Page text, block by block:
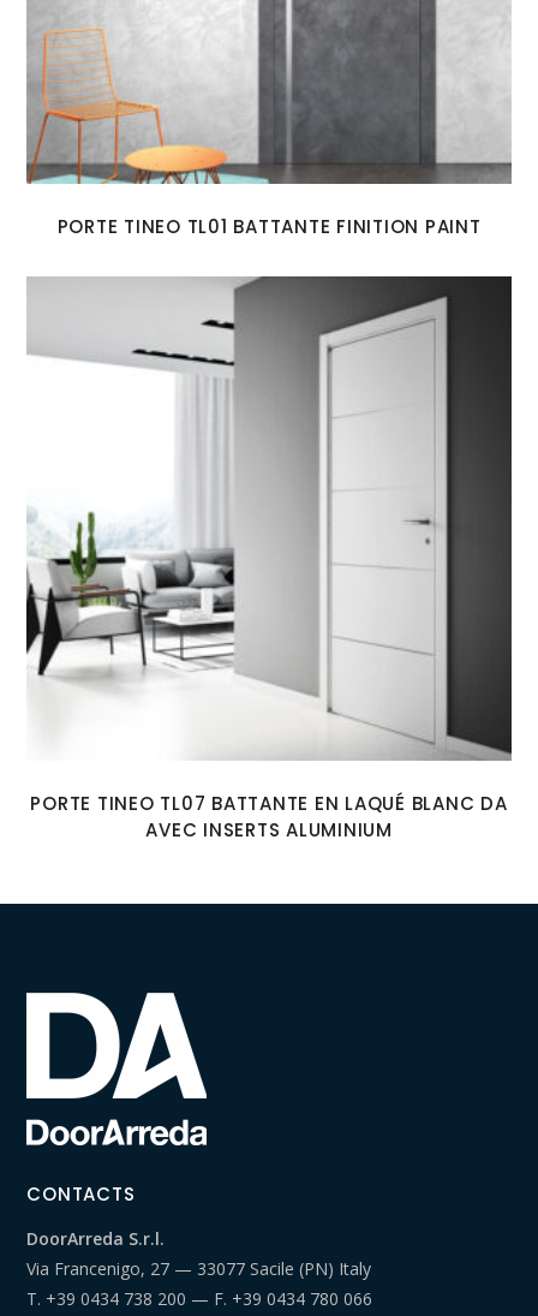
PORTE TINEO TL01 BATTANTE FINITION PAINT
PORTE TINEO TL07 BATTANTE EN LAQUÉ BLANC DA
AVEC INSERTS ALUMINIUM
CONTACTS
DoorArreda S.r.l.
Via Francenigo, 27 — 33077 Sacile (PN) Italy
T. +39 0434 738 200 — F. +39 0434 780 066